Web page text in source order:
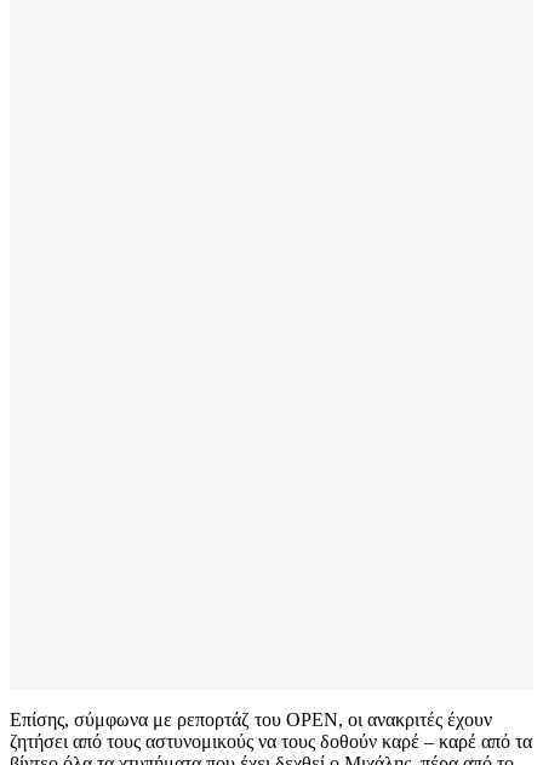
Επίσης, σύμφωνα με ρεπορτάζ του OPEN, οι ανακριτές έχουν
ζητήσει από τους αστυνομικούς να τους δοθούν καρέ – καρέ από τα